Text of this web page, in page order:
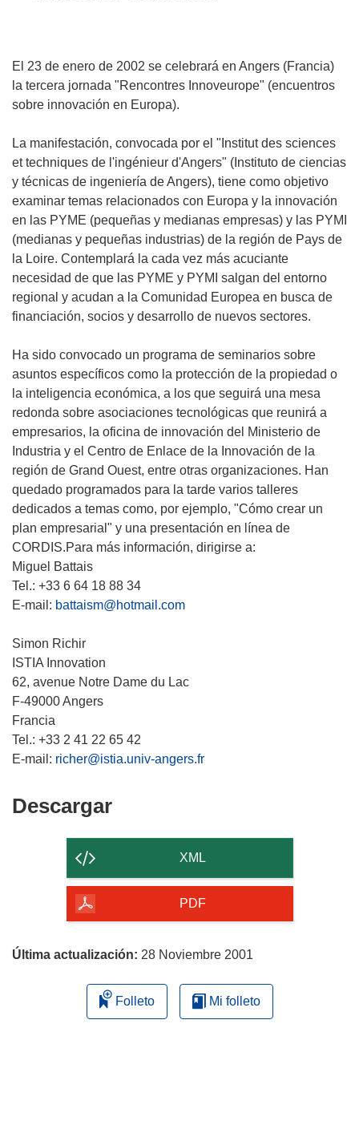
El 23 de enero de 2002 se celebrará en Angers (Francia)
la tercera jornada "Rencontres Innoveurope" (encuentros
sobre innovación en Europa).
La manifestación, convocada por el "Institut des sciences
et techniques de l'ingénieur d'Angers" (Instituto de ciencias
y técnicas de ingeniería de Angers), tiene como objetivo
examinar temas relacionados con Europa y la innovación
en las PYME (pequeñas y medianas empresas) y las PYMI
(medianas y pequeñas industrias) de la región de Pays de
la Loire. Contemplará la cada vez más acuciante
necesidad de que las PYME y PYMI salgan del entorno
regional y acudan a la Comunidad Europea en busca de
financiación, socios y desarrollo de nuevos sectores.
Ha sido convocado un programa de seminarios sobre
asuntos específicos como la protección de la propiedad o
la inteligencia económica, a los que seguirá una mesa
redonda sobre asociaciones tecnológicas que reunirá a
empresarios, la oficina de innovación del Ministerio de
Industria y el Centro de Enlace de la Innovación de la
región de Grand Ouest, entre otras organizaciones. Han
quedado programados para la tarde varios talleres
dedicados a temas como, por ejemplo, "Cómo crear un
plan empresarial" y una presentación en línea de
CORDIS.Para más información, dirigirse a:
Miguel Battais
Tel.: +33 6 64 18 88 34
E-mail: battaism@hotmail.com
Simon Richir
ISTIA Innovation
62, avenue Notre Dame du Lac
F-49000 Angers
Francia
Tel.: +33 2 41 22 65 42
E-mail: richer@istia.univ-angers.fr
DescargarDescargar
contenido
de
página
XML
PDF
Última actualización: 28 Noviembre 2001
Folleto Mi folleto